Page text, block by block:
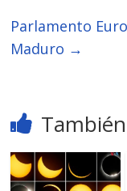
Parlamento
Maduro →